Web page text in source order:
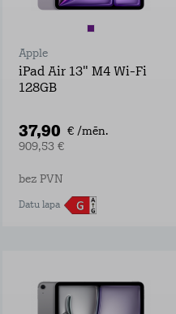
Apple
iPad Air 13" M4 Wi-Fi
128GB
37,90 € /mēn.
909,53 €
bez PVN
Datu lapa